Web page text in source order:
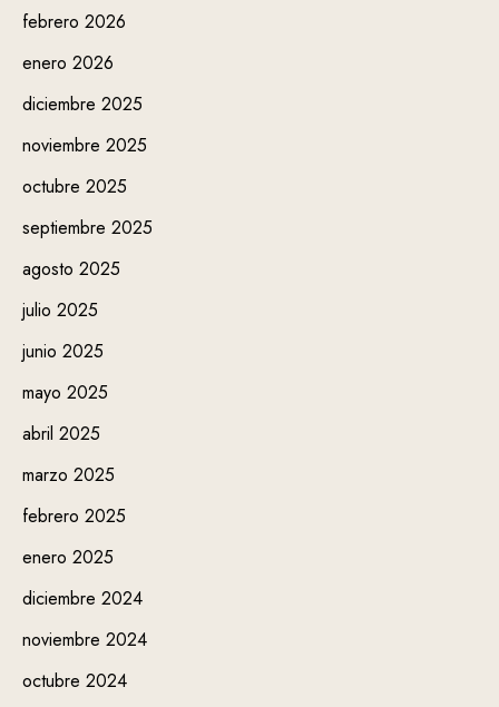
febrero 2026
enero 2026
diciembre 2025
noviembre 2025
octubre 2025
septiembre 2025
agosto 2025
julio 2025
junio 2025
mayo 2025
abril 2025
marzo 2025
febrero 2025
enero 2025
diciembre 2024
noviembre 2024
octubre 2024